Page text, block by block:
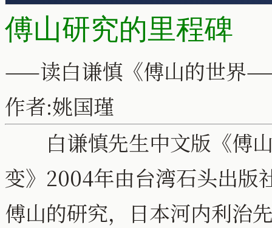
傅山研究的里程碑
——读白谦慎《傅山的世界
作者:姚国瑾
白谦慎先生中文版《傅
变》2004年由台湾石头出版
傅山的研究，日本河内利治